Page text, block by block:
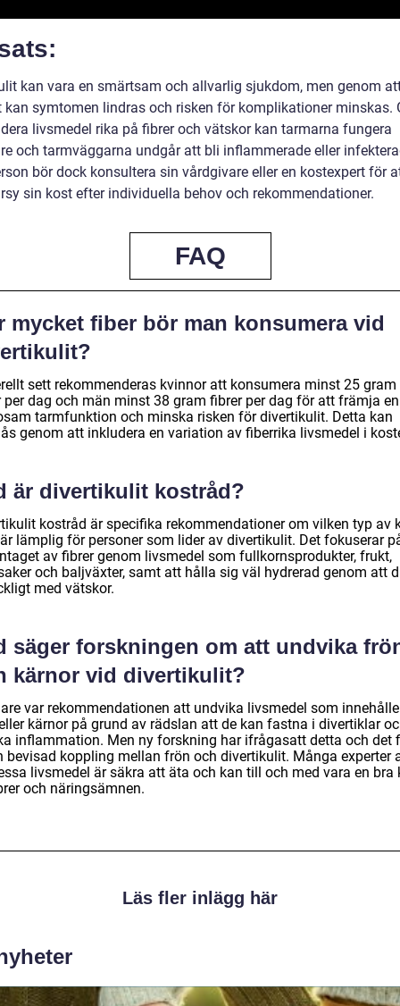
kan vara en smärtsam och allvarlig sjukdom, men genom
kan symtomen lindras och risken för komplikationer minskas.
livsmedel rika på fibrer och vätskor kan tarmarna fungera
och tarmväggarna undgår att bli inflammerade eller
bör dock konsultera sin vårdgivare eller en kostexpert för
sin kost efter individuella behov och rekommendationer.
FAQ
mycket fiber bör man konsumera vid
sett rekommenderas kvinnor att konsumera minst 25 gram
per dag och män minst 38 gram fibrer per dag för att främja en
tarmfunktion och minska risken för divertikulit. Detta kan
genom att inkludera en variation av fiberrika livsmedel i
är divertikulit kostråd?
kostråd är specifika rekommendationer om vilken typ av
lämplig för personer som lider av divertikulit. Det fokuserar
av fibrer genom livsmedel som fullkornsprodukter, frukt,
och baljväxter, samt att hålla sig väl hydrerad genom att
med vätskor.
säger forskningen om att undvika
kärnor vid divertikulit?
var rekommendationen att undvika livsmedel som
kärnor på grund av rädslan att de kan fastna i divertiklar
inflammation. Men ny forskning har ifrågasatt detta och det
bevisad koppling mellan frön och divertikulit. Många experter
livsmedel är säkra att äta och kan till och med vara en bra
och näringsämnen.
Läs fler inlägg här